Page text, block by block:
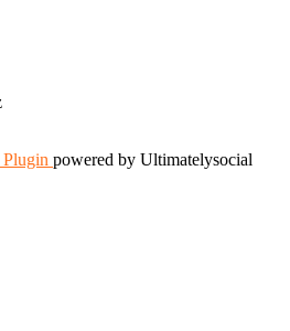
Plugin powered by Ultimatelysocial